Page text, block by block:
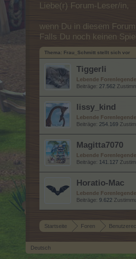
Liebe(r) Forum-Leser/in,
wenn Du in diesem
Falls Du noch keinen
Thema: Frau_Schmitt stellt sich vor
Tiggerli
Lebende Forenlegende
Beiträge: 27.562
lissy_kind
Lebende Forenlegende
Beiträge: 254.169
Magitta7070
Lebende Forenlegende
Beiträge: 141.127
Horatio-Mac
Lebende Forenlegende
Beiträge: 9.622
Startseite Foren
Deutsch